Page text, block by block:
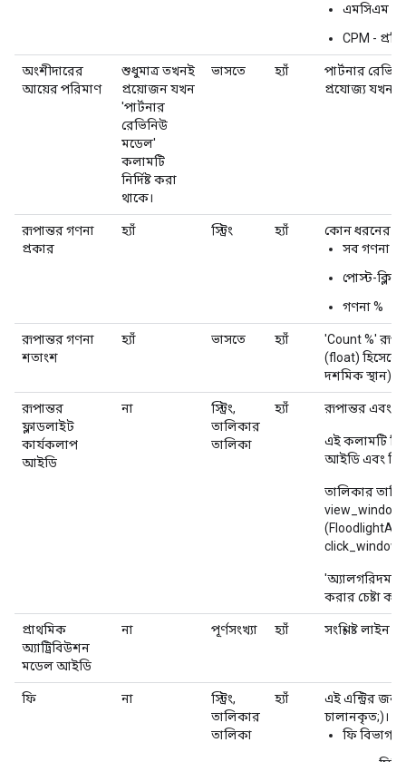
এমসিএম -
CPM -
অংশীদারের
আয়ের পরিমাণ
শুধুমাত্র তখনই
প্রয়োজন যখন
'পার্টনার
রেভিনিউ
মডেল'
কলামটি
নির্দিষ্ট করা
থাকে।
ভাসতে হ্যাঁ
পার্টনার
প্রযোজ্য যখন
রূপান্তর গণনা
প্রকার
হ্যাঁ স্ট্রিং হ্যাঁ
কোন ধরনের
সব গণনা
পোস্ট-
গণনা %
রূপান্তর গণনা
শতাংশ
হ্যাঁ ভাসতে হ্যাঁ
'Count %'
(float) হিসেবে
দশমিক স্থান)
রূপান্তর
ফ্লাডলাইট
কার্যকলাপ
আইডি
না
স্ট্রিং,
তালিকার
তালিকা
হ্যাঁ রূপান্তর এবং
এই কলামটি
আইডি এবং
তালিকার
'অ্যালগরিদম
করার চেষ্টা
প্রাথমিক
অ্যাট্রিবিউশন
মডেল আইডি
না পূর্ণসংখ্যা হ্যাঁ সংশ্লিষ্ট
ফি না
স্ট্রিং,
তালিকার
তালিকা
হ্যাঁ
এই এন্ট্রির
চালানকৃত;)।
ফি বিভাগ